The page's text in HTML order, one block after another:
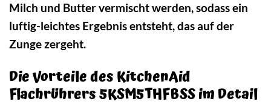
Milch und Butter vermischt werden, sodass ein
luftig-leichtes Ergebnis entsteht, das auf der
Zunge zergeht.
Die Vorteile des KitchenAid
Flachrührers 5KSM5THFBSS im Detail